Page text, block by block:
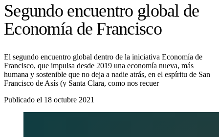
Segundo encuentro global de
Economía de Francisco
El segundo encuentro global dentro de la iniciativa Economía de
Francisco, que impulsa desde 2019 una economía nueva, más
humana y sostenible que no deja a nadie atrás, en el espíritu de San
Francisco de Asís (y Santa Clara, como nos recuer
Publicado el 18 octubre 2021